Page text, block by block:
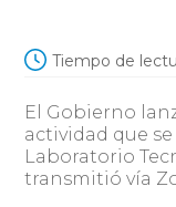
Tiempo de
El Gobierno
actividad que
Laboratorio
transmitió vía